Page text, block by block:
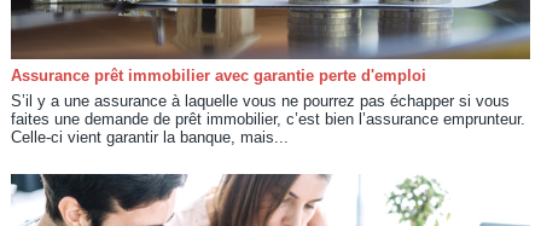
Assurance prêt immobilier avec garantie perte d'emploi
S’il y a une assurance à laquelle vous ne pourrez pas échapper si vous
faites une demande de prêt immobilier, c’est bien l’assurance emprunteur.
Celle-ci vient garantir la banque, mais...